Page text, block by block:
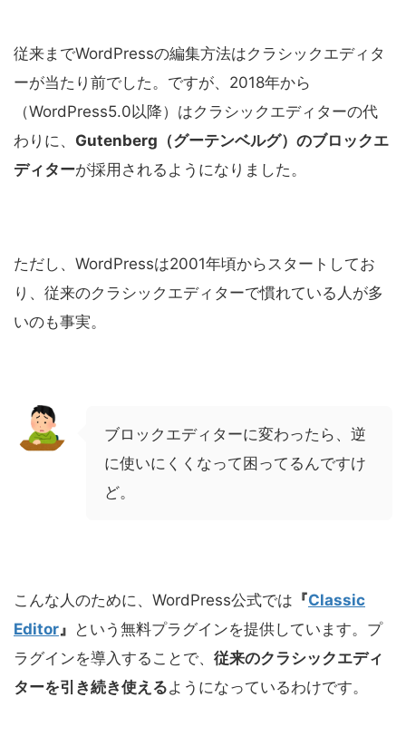
従来までWordPressの編集方法はクラシックエディタ
ーが当たり前でした。ですが、2018年から
（WordPress5.0以降）はクラシックエディターの代
わりに、 Gutenberg（グーテンベルグ）のブロックエ
ディターが採用されるようになりました。
ただし、WordPressは2001年頃からスタートしてお
り、従来のクラシックエディターで慣れている人が多
いのも事実。
ブロックエディターに変わったら、逆
に使いにくくなって困ってるんですけ
ど。
こんな人のために、WordPress公式では 『Classic
Editor』 という無料プラグインを提供しています。プ
ラグインを導入することで、 従来のクラシックエディ
ターを引き続き使えるようになっているわけです。